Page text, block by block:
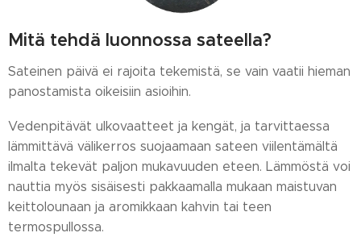
Mitä tehdä luonnossa sateella?
Sateinen päivä ei rajoita tekemistä, se vain vaatii hieman
panostamista oikeisiin asioihin.
Vedenpitävät ulkovaatteet ja kengät, ja tarvittaessa
lämmittävä välikerros suojaamaan sateen viilentämältä
ilmalta tekevät paljon mukavuuden eteen. Lämmöstä voi
nauttia myös sisäisesti pakkaamalla mukaan maistuvan
keittolounaan ja aromikkaan kahvin tai teen
termospullossa.